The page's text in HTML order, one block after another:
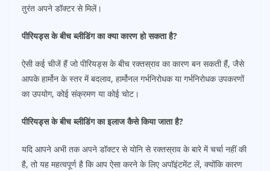
तुरंत अपने डॉक्टर से मिलें।
पीरियड्स के बीच ब्लीडिंग का क्या कारण हो सकता है?
ऐसी कई चीजें हैं जो पीरियड्स के बीच रक्तस्राव का कारण बन सकती हैं, जैसे
आपके हार्मोन के स्तर में बदलाव, हार्मोनल गर्भनिरोधक या गर्भनिरोधक उपकरणों
का उपयोग, कोई संक्रमण या कोई चोट।
पीरियड्स के बीच ब्लीडिंग का इलाज कैसे किया जाता है?
यदि आपने अभी तक अपने डॉक्टर से योनि से रक्तस्राव के बारे में चर्चा नहीं की
है, तो यह महत्वपूर्ण है कि आप ऐसा करने के लिए अपॉइंटमेंट लें, क्योंकि कारण